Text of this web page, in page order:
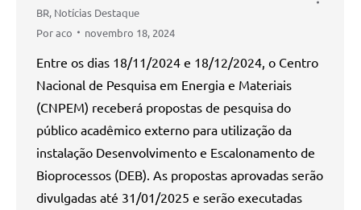
BR, Notícias Destaque
Poraco novembro 18, 2024
Entre os dias 18/11/2024 e 18/12/2024, o Centro
Nacional de Pesquisa em Energia e Materiais
(CNPEM) receberá propostas de pesquisa do
público acadêmico externo para utilização da
instalação Desenvolvimento e Escalonamento de
Bioprocessos (DEB). As propostas aprovadas serão
divulgadas até 31/01/2025 e serão executadas